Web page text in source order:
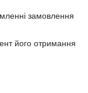
замовлення
його отримання